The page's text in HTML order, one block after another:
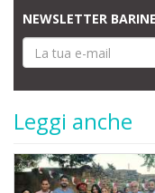
NEWSLETTER
Leggi anche